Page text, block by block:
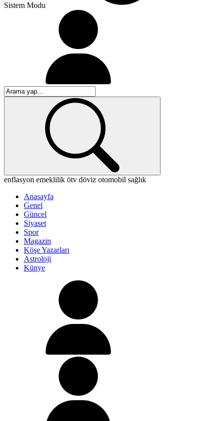
Sistem Modu
enflasyon emeklilik ötv döviz otomobil sağlık
Anasayfa
Genel
Güncel
Siyaset
Spor
Magazin
Köşe Yazarları
Astroloji
Künye